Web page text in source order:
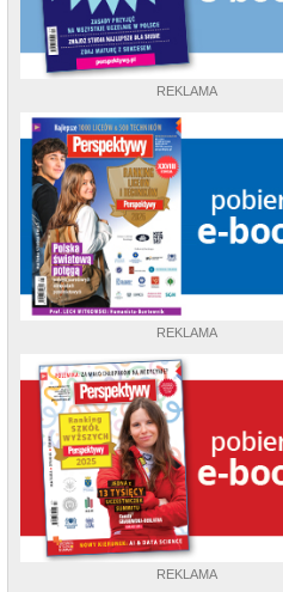
REKLAMA
REKLAMA
REKLAMA